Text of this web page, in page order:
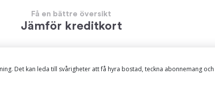
Få en bättre översikt
Jämför kreditkort
Det kan leda till svårigheter att få hyra bostad, teckna abonnemang